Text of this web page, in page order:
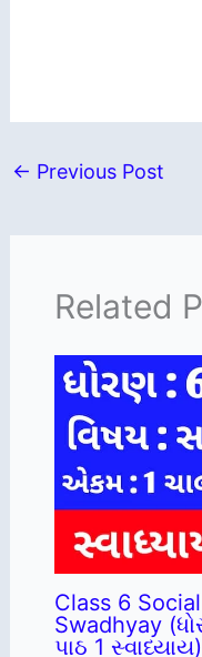
← Previous Post
Related
Class 6
Swadhyay
પાઠ 1 સ્વાધ્યાય)